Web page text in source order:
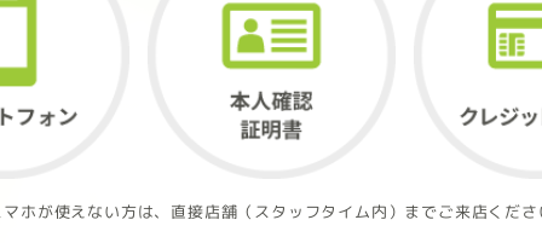
ホが使えない方は、直接店舗（スタッフタイム内）までご来店くださ